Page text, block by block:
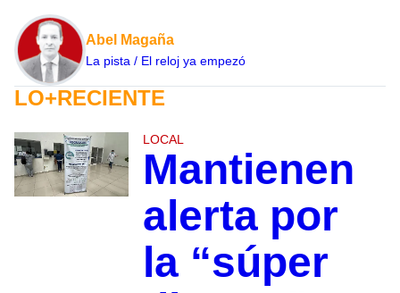
Abel Magaña
La pista / El reloj ya empezó
LO+RECIENTE
LOCAL
Mantienen
alerta por
la “súper